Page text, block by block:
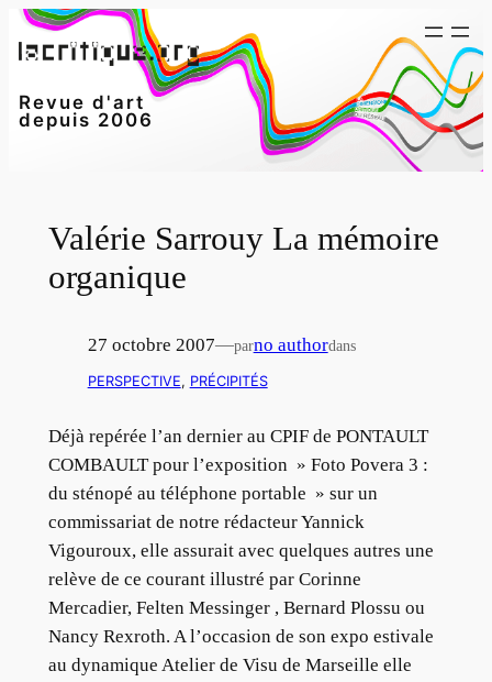
Aller
au
Revue d'art
depuis 2006
Valérie Sarrouy La mémoire
organique
27 octobre 2007—parno authordans
PERSPECTIVE, PRÉCIPITÉS
Déjà repérée l’an dernier au CPIF de PONTAULT
COMBAULT pour l’exposition » Foto Povera 3 :
du sténopé au téléphone portable » sur un
commissariat de notre rédacteur Yannick
Vigouroux, elle assurait avec quelques autres une
relève de ce courant illustré par Corinne
Mercadier, Felten Messinger , Bernard Plossu ou
Nancy Rexroth. A l’occasion de son expo estivale
au dynamique Atelier de Visu de Marseille elle